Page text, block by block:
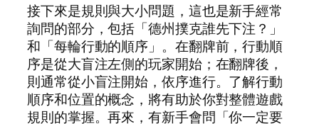
接下來是規則與大小問題，這也是新手經常
詢問的部分，包括「德州撲克誰先下注？」
和「每輪行動的順序」。在翻牌前，行動順
序是從大盲注左側的玩家開始；在翻牌後，
則通常從小盲注開始，依序進行。了解行動
順序和位置的概念，將有助於你對整體遊戲
規則的掌握。再來，有新手會問「你一定要